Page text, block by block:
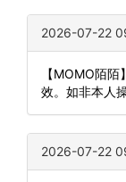
2026-07-22
【MOMO陌
效。如非本人
2026-07-22